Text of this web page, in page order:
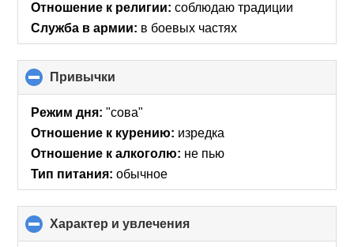
Отношение к религии: соблюдаю традиции
Служба в армии: в боевых частях
Привычки
to
collapse
Режим дня: "сова"
Отношение к курению: изредка
Отношение к алкоголю: не пью
Тип питания: обычное
Характер и увлечения
to